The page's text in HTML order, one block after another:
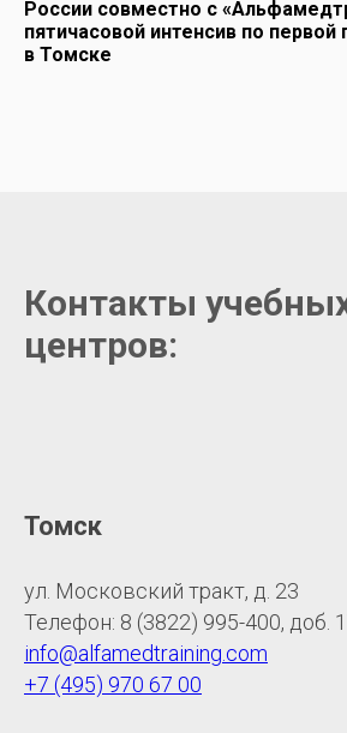
России совместно с
пятичасовой интенсив по
в Томске
Контакты
центров:
Томск
ул. Московский тракт, д. 23
Телефон: 8 (3822) 995-400, доб.
info@alfamedtraining.com
+7 (495) 970 67 00